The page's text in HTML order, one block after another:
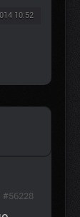
10:52
#56228